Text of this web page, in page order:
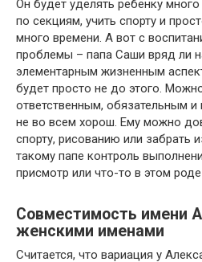
Он будет уделять ребёнку
по секциям, учить спорту и
много времени. А вот с
проблемы – папа Саши вряд ли
элементарным жизненным
будет просто не до этого.
ответственным, обязательным
не во всем хорош. Ему можно
спорту, рисованию или забрать
такому папе контроль
присмотр или что-то в этом роде
Совместимость имени
женскими именами
Считается, что вариация у